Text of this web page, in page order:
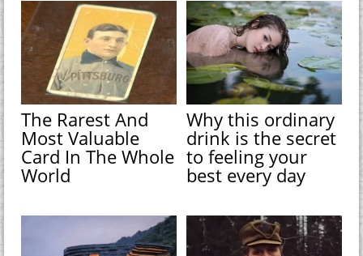
The Rarest And
Most Valuable
Card In The Whole
World
Why this ordinary
drink is the secret
to feeling your
best every day